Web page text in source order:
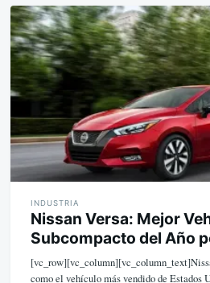
i
k
e
INDUSTRIA
Nissan Versa: Mejor
Subcompacto del Año
como el vehículo más vendido de Estados